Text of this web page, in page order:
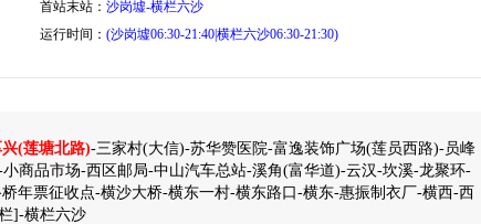
首站末站： 沙岗墟-横栏六沙
运行时间： (沙岗墟06:30-21:40|横栏六沙06:30-21:30)
兴(莲塘北路)-三家村(大信)-苏华赞医院-富逸装饰广场(莲员西路)-员峰
商品市场-西区邮局-中山汽车总站-溪角(富华道)-云汉-坎溪-龙聚环-
年票征收点-横沙大桥-横东一村-横东路口-横东-惠振制衣厂-横西-西
]-横栏六沙